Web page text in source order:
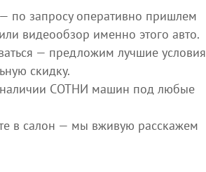
— по запросу оперативно пришлем
видеообзор именно этого авто.
— предложим лучшие условия
скидку.
СОТНИ машин под любые
в салон — мы вживую расскажем